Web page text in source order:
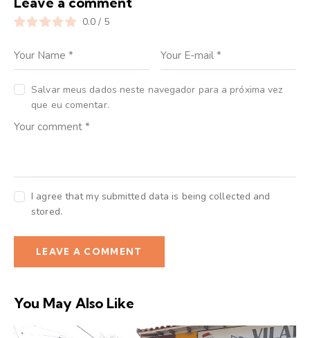
0.0 / 5
Salvar meus dados neste navegador para a próxima vez
que eu comentar.
I agree that my submitted data is being collected and
stored.
You May Also Like